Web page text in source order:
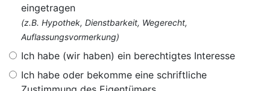
eingetragen
(z.B. Hypothek, Dienstbarkeit, Wegerecht,
Auflassungsvormerkung)
Ich habe (wir haben) ein berechtigtes Interesse
Ich habe oder bekomme eine schriftliche